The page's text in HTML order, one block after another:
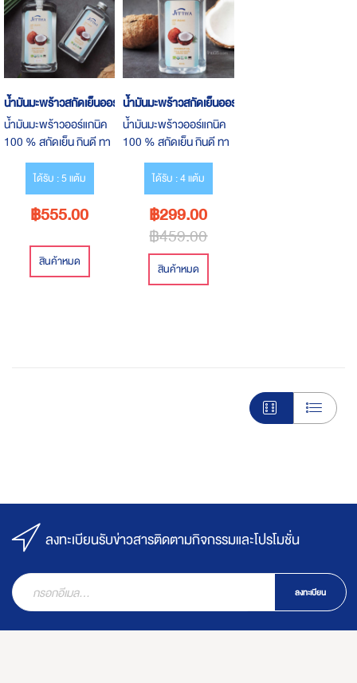
น้ำมันมะพร้าวสกัดเย็นออร์แกนิค 930 ml
น้ำมันมะพร้าวออร์แกนิค
100 % สกัดเย็น กินดี ทา
ได้ ทานง่าย หอมมะพร้า
วอ่อนๆได้รับ : 5 แต้ม
฿555.00
สินค้าหมด
น้ำมันมะพร้าวสกัดเย็นออร์แกนิค 500 ml
น้ำมันมะพร้าวออร์แกนิค
100 % สกัดเย็น กินดี ทา
ได้ ทานง่าย หอมมะพร้า
วอ่อนๆได้รับ : 4 แต้ม
฿299.00
฿459.00
สินค้าหมด
ลงทะเบียนรับข่าวสารติดตามกิจกรรมและโปรโมชั่น
ลงทะเบียน